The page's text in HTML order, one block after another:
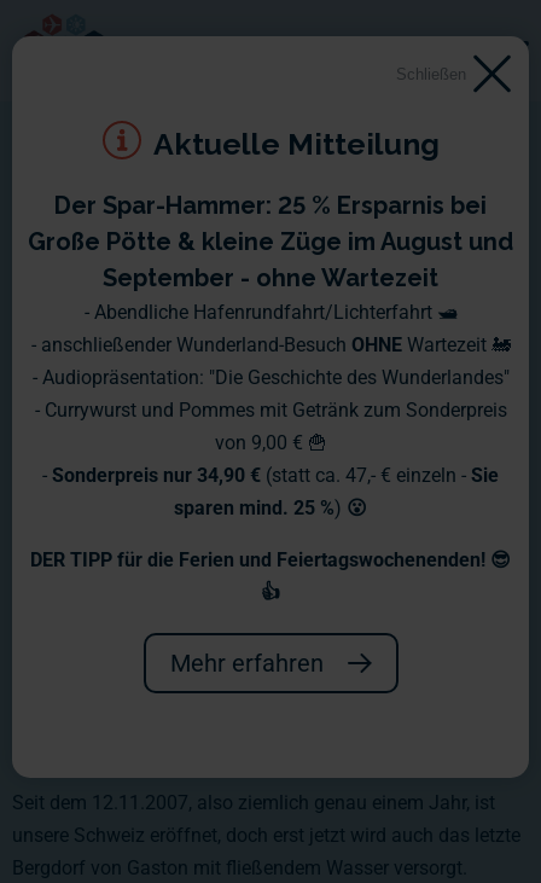
Montag, 10.11. - Sonntag,
16.11.2008
Wie im letzten Wochenbericht versprochen, lüften wir
diesmal das Geheimnis um Gastons rote Wäscheleinen!
Seit dem 12.11.2007, also ziemlich genau einem Jahr, ist
unsere Schweiz eröffnet, doch erst jetzt wird auch das letzte
Bergdorf von Gaston mit fließendem Wasser versorgt.
Schließen
Aktuelle Mitteilung
Der Spar-Hammer: 25 % Ersparnis bei
Große Pötte & kleine Züge im August und
September - ohne Wartezeit
- Abendliche Hafenrundfahrt/Lichterfahrt 🛥️
- anschließender Wunderland-Besuch OHNE Wartezeit 🚂
- Audiopräsentation: "Die Geschichte des Wunderlandes"
- Currywurst und Pommes mit Getränk zum Sonderpreis
von 9,00 € 🍟
- Sonderpreis nur 34,90 € (statt ca. 47,- € einzeln - Sie
sparen mind. 25 %) 😮
DER TIPP für die Ferien und Feiertagswochenenden! 😎
👍
Mehr erfahren